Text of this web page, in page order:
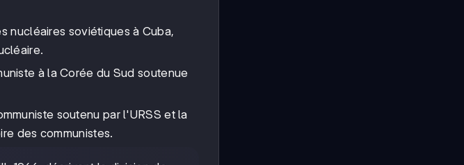
nucléaires soviétiques à Cuba,
à la Corée du Sud soutenue
soutenu par l'URSS et la
des communistes.